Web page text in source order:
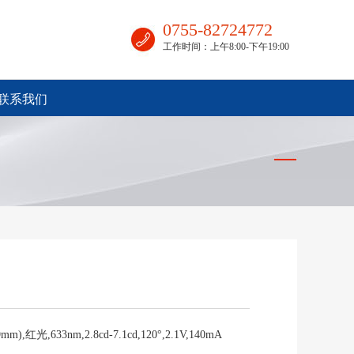
0755-82724772
工作时间：上午8:00-下午19:00
系我们
红光,633nm,2.8cd-7.1cd,120°,2.1V,140mA